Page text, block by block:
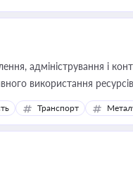
адміністрування і
використання
Транспорт